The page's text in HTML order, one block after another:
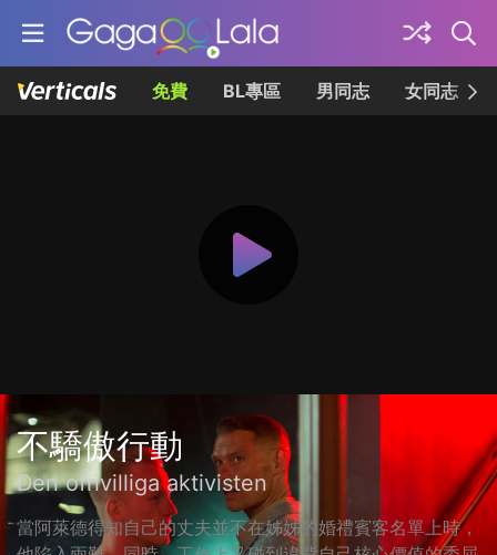
免費 BL專區 男同志 女同志
不驕傲行動
Den ofrivilliga aktivisten
當阿萊德得知自己的丈夫並不在姊姊的婚禮賓客名單上時，